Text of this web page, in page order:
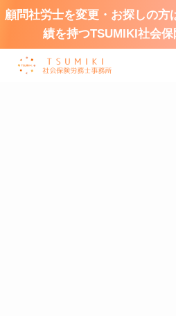
顧問社労士を変更・お探しの方
績を持つTSUMIKI社会